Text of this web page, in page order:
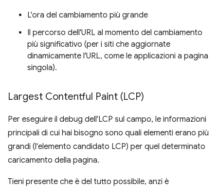
L'ora del cambiamento più grande
Il percorso dell'URL al momento del cambiamento
più significativo (per i siti che aggiornate
dinamicamente l'URL, come le applicazioni a pagina
singola).
Largest Contentful Paint (LCP)
Per eseguire il debug dell'LCP sul campo, le informazioni
principali di cui hai bisogno sono quali elementi erano più
grandi (l'elemento candidato LCP) per quel determinato
caricamento della pagina.
Tieni presente che è del tutto possibile, anzi è